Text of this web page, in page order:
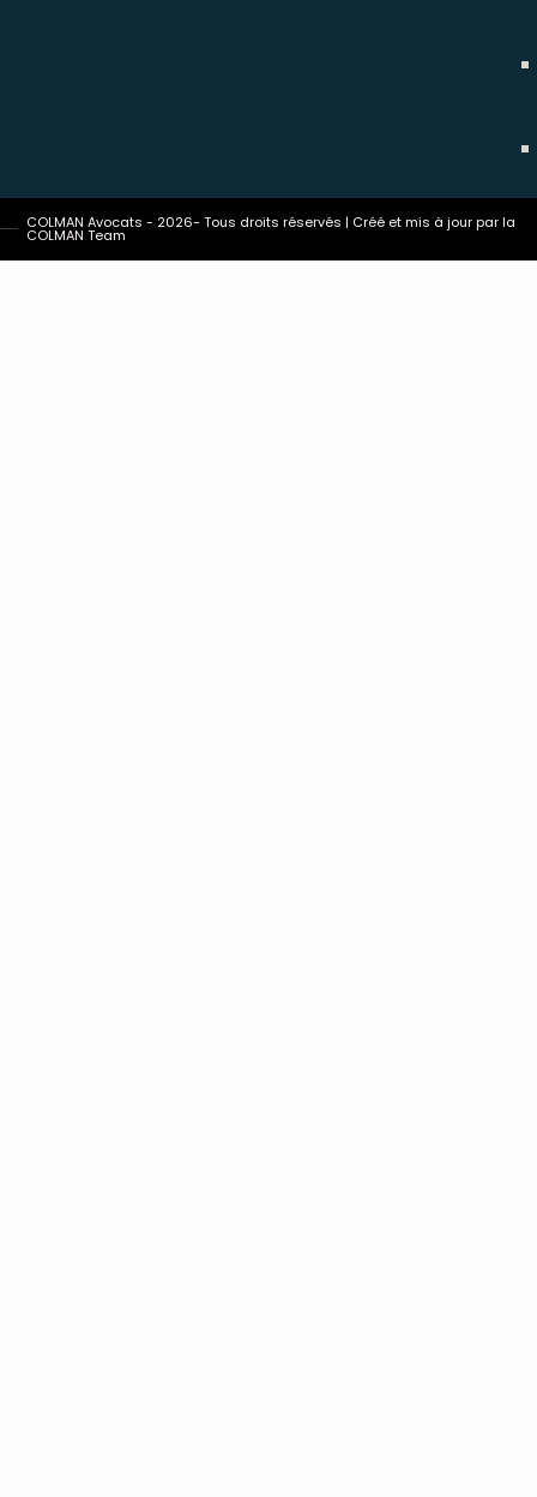
COLMAN Avocats - 2026- Tous droits réservés | Créé et mis à jour par la
COLMAN Team